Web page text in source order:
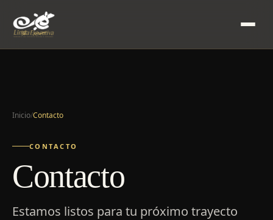
Inicio/Contacto
CONTACTO
Contacto
Estamos listos para tu próximo trayecto